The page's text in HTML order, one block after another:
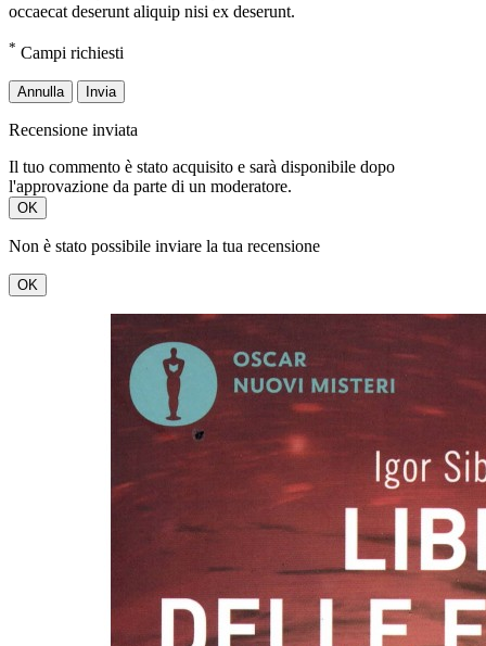
occaecat deserunt aliquip nisi ex deserunt.
* Campi richiesti
Annulla Invia
Recensione inviata
Il tuo commento è stato acquisito e sarà disponibile dopo
l'approvazione da parte di un moderatore.
OK
Non è stato possibile inviare la tua recensione
OK